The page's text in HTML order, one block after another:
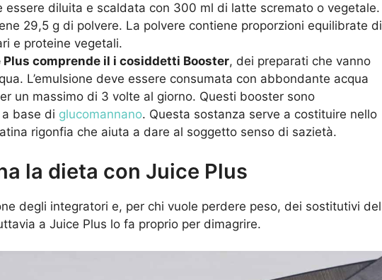
essere diluita e scaldata con 300 ml di latte scremato o vegetale.
29,5 g di polvere. La polvere contiene proporzioni equilibrate di
e proteine vegetali.
Plus comprende il i cosiddetti Booster, dei preparati che vanno
L’emulsione deve essere consumata con abbondante acqua
un massimo di 3 volte al giorno. Questi booster sono
base di glucomannano. Questa sostanza serve a costituire nello
rigonfia che aiuta a dare al soggetto senso di sazietà.
la dieta con Juice Plus
degli integratori e, per chi vuole perdere peso, dei sostitutivi del
a Juice Plus lo fa proprio per dimagrire.